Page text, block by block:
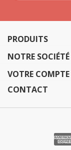
PRODUITS
NOTRE SOCIÉTÉ
VOTRE COMPTE
CONTACT